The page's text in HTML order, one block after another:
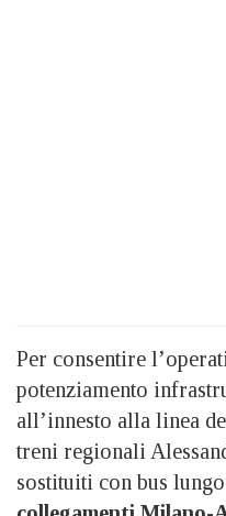
Per consentire
potenziamento
all’innesto alla linea
treni regionali
sostituiti con bus